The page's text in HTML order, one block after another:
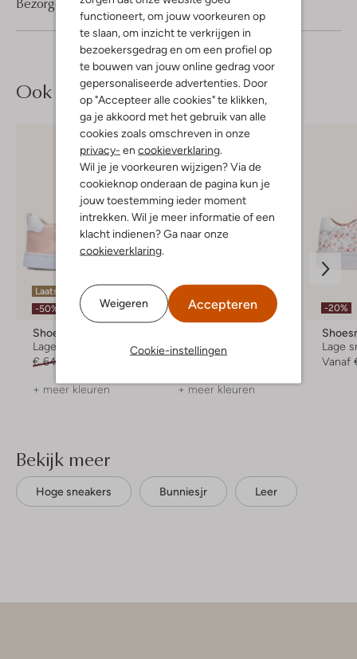
functioneert, om jouw voorkeuren op
te slaan, om inzicht te verkrijgen in
bezoekersgedrag en om een profiel op
te bouwen van jouw online gedrag voor
gepersonaliseerde advertenties. Door
op "Accepteer alle cookies" te klikken,
ga je akkoord met het gebruik van alle
cookies zoals omschreven in onze
privacy- en cookieverklaring
Wil je je voorkeuren wijzigen? Via de
cookieknop onderaan de pagina kun je
jouw toestemming ieder moment
intrekken. Wil je meer informatie of een
klacht indienen? Ga naar onze
cookieverklaring
Weigeren Accepteren
Cookie-instellingen
Ook iets voor jou?
Laatste maten
-50%
Shoesme
Lage sneakers
€ 64,99
+ meer kleuren
-50%
Lage sneakers
+ meer kleuren
-20%
Lage
Vanaf
Bekijk meer
Hoge sneakers Bunniesjr Leer